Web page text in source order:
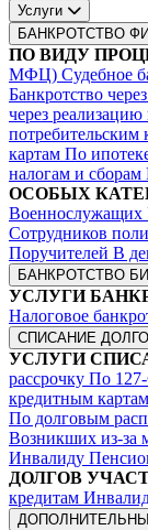
Услуги
БАНКРОТСТВО
ПО ВИДУ
МФЦ) Судебное
Банкротство
через
потребительским
картам По
налогам и сборам
ОСОБЫХ
Военнослужащих
Сотрудников
Поручителей В
БАНКРОТСТВО
УСЛУГИ
Налоговое
СПИСАНИЕ
УСЛУГИ
рассрочку По
кредитным картам
По долговым
Возникших из-за
Инвалиду
ДОЛГОВ
кредитам